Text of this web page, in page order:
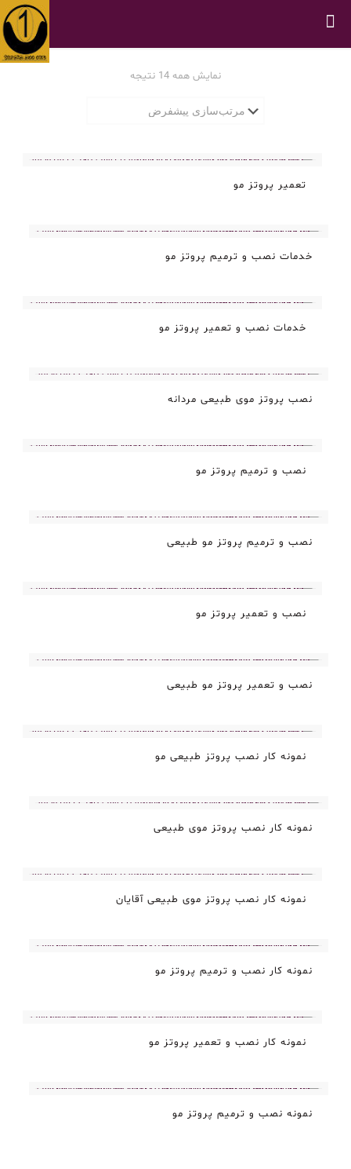
نمایش همه 14 نتیجه
تعمیر پروتز مو
خدمات نصب و ترمیم پروتز مو
خدمات نصب و تعمیر پروتز مو
نصب پروتز موی طبیعی مردانه
نصب و ترمیم پروتز مو
نصب و ترمیم پروتز مو طبیعی
نصب و تعمیر پروتز مو
نصب و تعمیر پروتز مو طبیعی
نمونه کار نصب پروتز طبیعی مو
نمونه کار نصب پروتز موی طبیعی
نمونه کار نصب پروتز موی طبیعی آقایان
نمونه کار نصب و ترمیم پروتز مو
نمونه کار نصب و تعمیر پروتز مو
نمونه نصب و ترمیم پروتز مو